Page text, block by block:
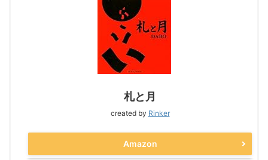
札と月
created by Rinker
Amazon